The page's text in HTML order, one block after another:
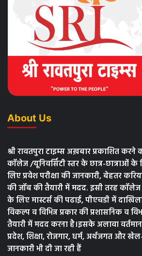
About Us
श्री रावतपुरा टाइम्स अख़बार प्रकाशित
कॉलेज /यूनिवर्सिटी स्तर के छात्र-छात्राओं
लिए प्रवेश परीक्षा की जानकारी, बेहतर
की जॉब की तैयारी में मदद. इसी तरह कॉलेज
के लिए मास्टर्स की पढाई, पीएचडी में
विकल्प व विभिन्न प्रकार की प्रशासनिक व
तैयारी में मदद करना है।इसके अलावा
प्रदेश, शिक्षा, रोजगार, धर्म, अर्थजगत और
जानकारी भी दी जा रही हैं